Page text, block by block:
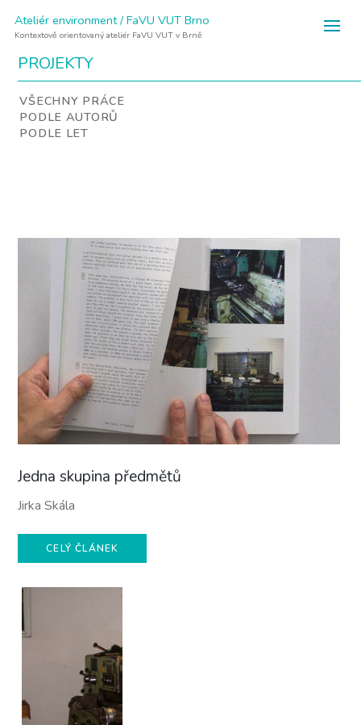
Ateliér environment / FaVU VUT Brno
Kontextově orientovaný ateliér FaVU VUT v Brně
PROJEKTY
VŠECHNY PRÁCE
PODLE AUTORŮ
PODLE LET
Jedna skupina předmětů
Jirka Skála
CELÝ ČLÁNEK